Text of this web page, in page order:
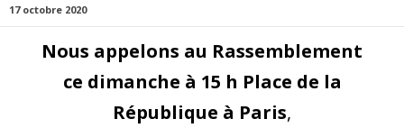
a
17 octobre 2020
Nous appelons au Rassemblement
ce dimanche à 15 h Place de la
République à Paris,